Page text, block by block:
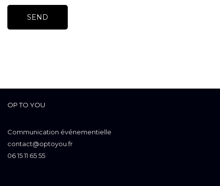
OP TO YOU
Communication événementielle
contact@optoyou.fr
06 15 11 65 55